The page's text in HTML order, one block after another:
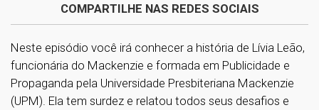
COMPARTILHE NAS REDES SOCIAIS
Neste episódio você irá conhecer a história de Lívia Leão,
funcionária do Mackenzie e formada em Publicidade e
Propaganda pela Universidade Presbiteriana Mackenzie
(UPM). Ela tem surdez e relatou todos seus desafios e